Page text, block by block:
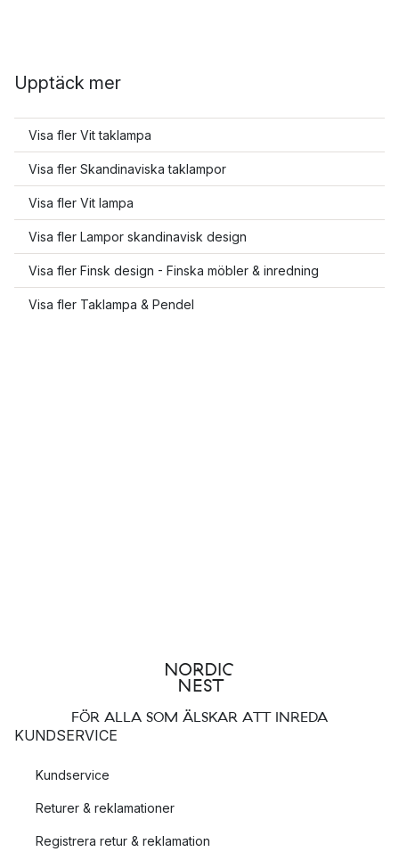
Upptäck mer
Visa fler Vit taklampa
Visa fler Skandinaviska taklampor
Visa fler Vit lampa
Visa fler Lampor skandinavisk design
Visa fler Finsk design - Finska möbler & inredning
Visa fler Taklampa & Pendel
FÖR ALLA SOM ÄLSKAR ATT INREDA
KUNDSERVICE
Kundservice
Returer & reklamationer
Registrera retur & reklamation